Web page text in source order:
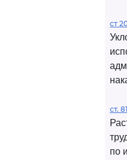
ст
ст.
по